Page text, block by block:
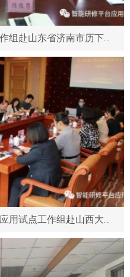
央馆智能研修平台应用试点工作组赴山东省济南市历下区实地调研
中央电化教育馆智能研修平台应用试点工作组赴山西大同大学开展项目调研